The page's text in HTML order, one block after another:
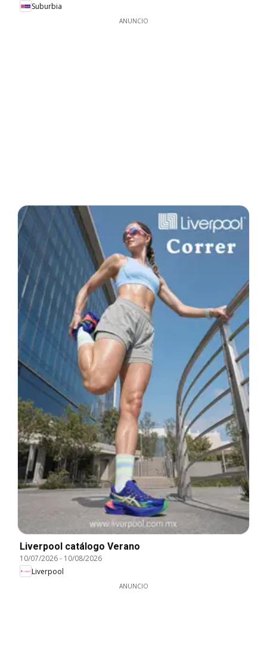
Suburbia
ANUNCIO
Liverpool catálogo Verano
10/07/2026- 10/08/2026
Liverpool
ANUNCIO